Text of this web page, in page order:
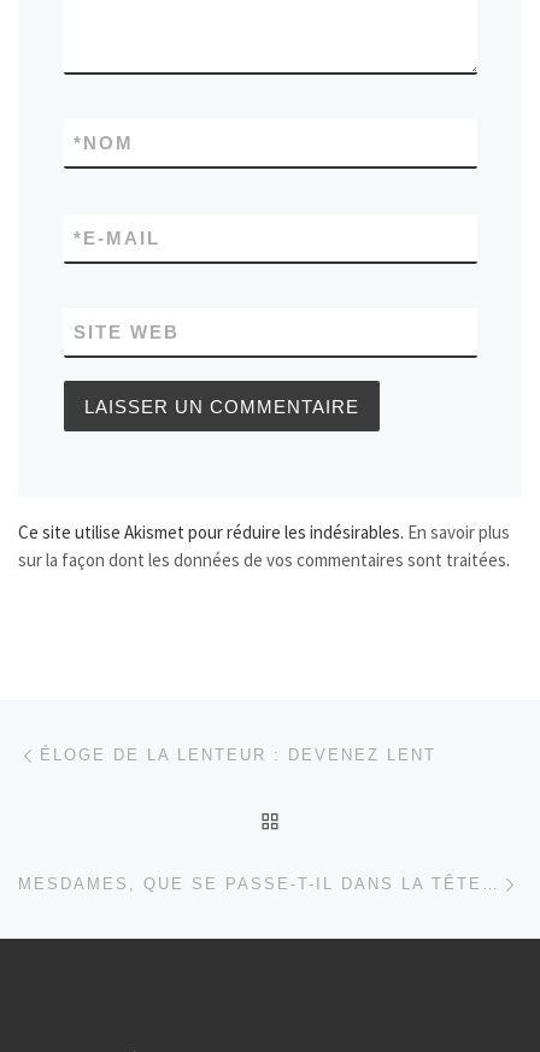
NOM
*
E-MAIL
*
SITE WEB
Ce site utilise Akismet pour réduire les indésirables. En savoir plus
sur la façon dont les données de vos commentaires sont traitées.
Parcourir les articles
ÉLOGE DE LA LENTEUR : DEVENEZ LENT
MESDAMES, QUE SE PASSE-T-IL DANS LA TÊTE D’UN HOMME…